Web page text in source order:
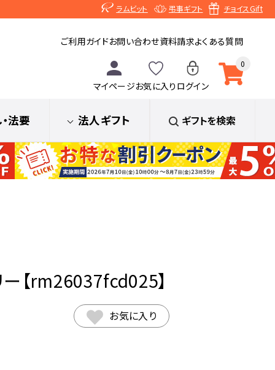
ラムビット 弔事ギフト チョイスGift
0
ご利用ガイドお問い合わせ資料請求よくある質問
マイページお気に入り ログイン
・法要 法人ギフト ギフトを検索
【rm26037fcd025】
お気に入り